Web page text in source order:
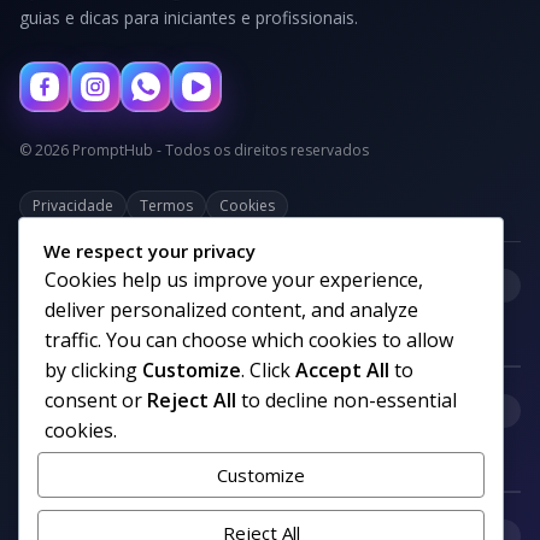
guias e dicas para iniciantes e profissionais.
© 2026 PromptHub - Todos os direitos reservados
Privacidade Termos Cookies
Categorias
Links uteis
We respect your privacy
Cookies help us improve your experience,
deliver personalized content, and analyze
traffic. You can choose which cookies to allow
by clicking Customize. ClickAccept All to
consent or Reject All to decline non-essential
cookies.
Customize
Reject All